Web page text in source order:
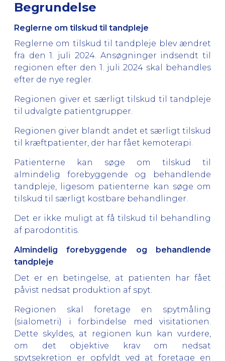
Begrundelse
Reglerne om tilskud til tandpleje
Reglerne om tilskud til tandpleje blev ændret
fra den 1. juli 2024. Ansøgninger indsendt til
regionen efter den 1. juli 2024 skal behandles
efter de nye regler.
Regionen giver et særligt tilskud til tandpleje
til udvalgte patientgrupper.
Regionen giver blandt andet et særligt tilskud
til kræftpatienter, der har fået kemoterapi.
Patienterne kan søge om tilskud til
almindelig forebyggende og behandlende
tandpleje, ligesom patienterne kan søge om
tilskud til særligt kostbare behandlinger.
Det er ikke muligt at få tilskud til behandling
af parodontitis.
Almindelig forebyggende og behandlende
tandpleje
Det er en betingelse, at patienten har fået
påvist nedsat produktion af spyt.
Regionen skal foretage en spytmåling
(sialometri) i forbindelse med visitationen.
Dette skyldes, at regionen kun kan vurdere,
om det objektive krav om nedsat
spytsekretion er opfyldt ved at foretage en